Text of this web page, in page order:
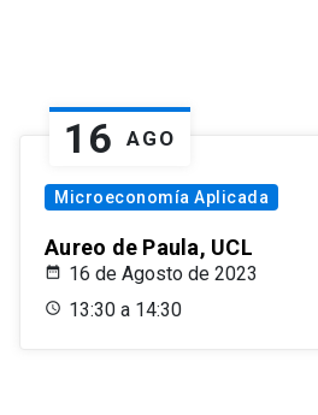
16 AGO
Microeconomía Aplicada
Aureo de Paula, UCL
16 de Agosto de 2023
13:30 a 14:30